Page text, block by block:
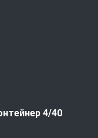
4/40